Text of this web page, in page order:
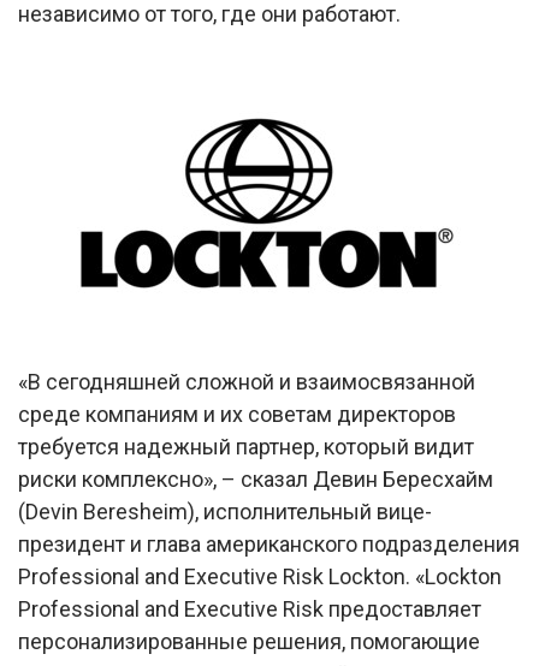
независимо от того, где они работают.
«В сегодняшней сложной и взаимосвязанной
среде компаниям и их советам директоров
требуется надежный партнер, который видит
риски комплексно», – сказал Девин Бересхайм
(Devin Beresheim), исполнительный вице-
президент и глава американского подразделения
Professional and Executive Risk Lockton. «Lockton
Professional and Executive Risk предоставляет
персонализированные решения, помогающие